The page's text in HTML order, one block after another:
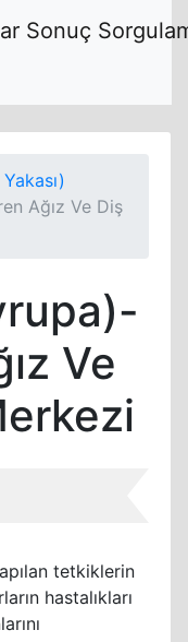
Sonuç
Ağız Ve Diş
Ve
tetkiklerin
hastalıkları